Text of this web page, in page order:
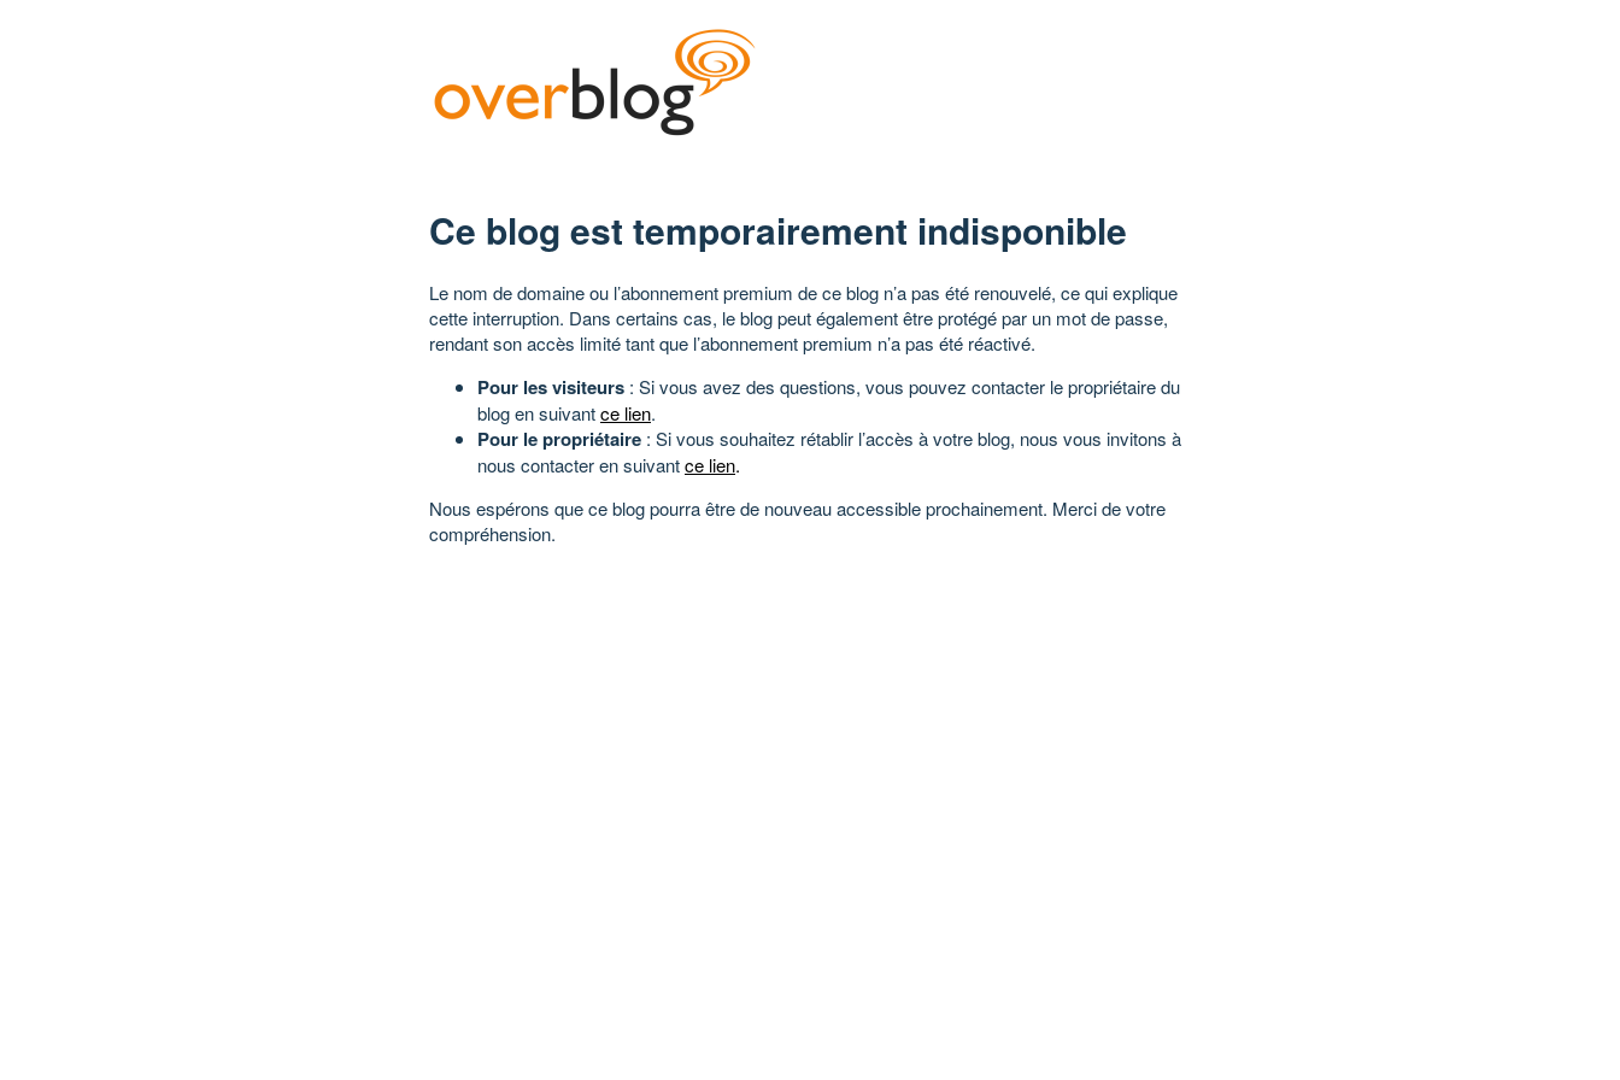
Ce blog est temporairement indisponible
Le nom de domaine ou l’abonnement premium de ce blog n’a pas été renouvelé, ce qui explique
cette interruption. Dans certains cas, le blog peut également être protégé par un mot de passe,
rendant son accès limité tant que l’abonnement premium n’a pas été réactivé.
Pour les visiteurs : Si vous avez des questions, vous pouvez contacter le propriétaire du
blog en suivantce lien.
Pour le propriétaire : Si vous souhaitez rétablir l’accès à votre blog, nous vous invitons à
nous contacter en suivantce lien.
Nous espérons que ce blog pourra être de nouveau accessible prochainement. Merci de votre
compréhension.